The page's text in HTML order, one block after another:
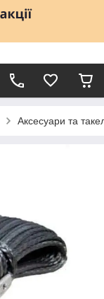
Аксесуари та